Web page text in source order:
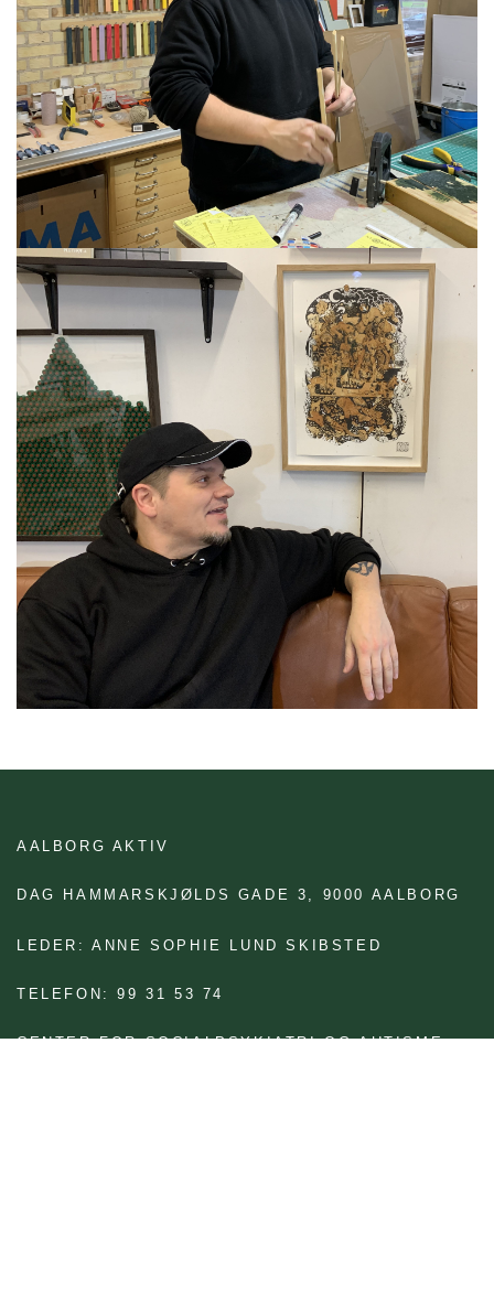
AALBORG AKTIV
DAG HAMMARSKJØLDS GADE 3, 9000 AALBORG
LEDER: ANNE SOPHIE LUND SKIBSTED
TELEFON: 99 31 53 74
CENTER FOR SOCIALPSYKIATRI OG AUTISME